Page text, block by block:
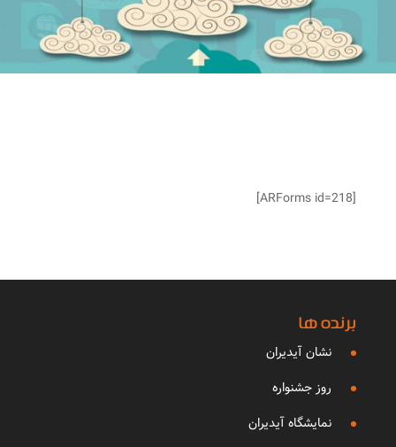
[ARForms id=218]
برنده ها
نشان آیدیران
روز جشنواره
نمایشگاه آیدیران